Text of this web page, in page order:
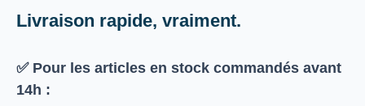
Livraison rapide, vraiment.
✅ Pour les articles en stock commandés avant
14h :